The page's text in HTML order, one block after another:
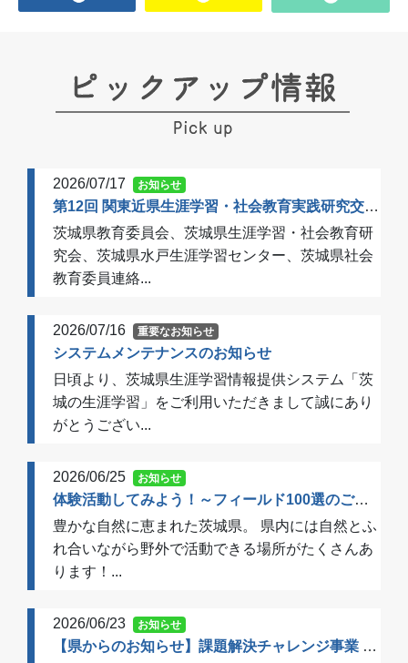
2026/07/17 お知らせ
第12回 関東近県生涯学習・社会教育実践研究交流会 開催のご案内（一次案内）
茨城県教育委員会、茨城県生涯学習・社会教育研
究会、茨城県水戸生涯学習センター、茨城県社会
教育委員連絡...
2026/07/16 重要なお知らせ
システムメンテナンスのお知らせ
日頃より、茨城県生涯学習情報提供システム「茨
城の生涯学習」をご利用いただきまして誠にあり
がとうござい...
2026/06/25 お知らせ
体験活動してみよう！～フィールド100選のご案内～
豊かな自然に恵まれた茨城県。 県内には自然とふ
れ合いながら野外で活動できる場所がたくさんあ
ります！...
2026/06/23 お知らせ
【県からのお知らせ】課題解決チャレンジ事業 実績報告書（令和６年度～７年度）を掲載しました